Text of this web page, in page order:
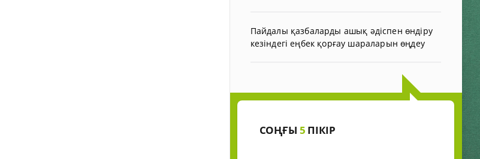
Пайдалы қазбаларды ашық әдіспен өндіру
кезіндегі еңбек қорғау шараларын өңдеу
СОҢҒЫ 5 ПІКІР